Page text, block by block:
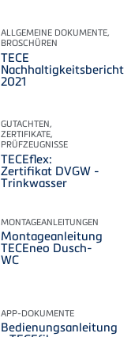
ALLGEMEINE DOKUMENTE,
BROSCHÜREN
TECE
Nachhaltigkeitsbericht
2021
GUTACHTEN,
ZERTIFIKATE,
PRÜFZEUGNISSE
TECEflex:
Zertifikat DVGW -
Trinkwasser
MONTAGEANLEITUNGEN
Montageanleitung
TECEneo Dusch-
WC
APP-DOKUMENTE
Bedienungsanleitung